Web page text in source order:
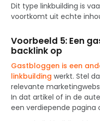
Dit type linkbuilding is
voortkomt uit echte
Voorbeeld 5: Een
backlink op
Gastbloggen is een
linkbuilding werkt. Stel
relevante
In dat artikel of in de
een verdiepende pagina